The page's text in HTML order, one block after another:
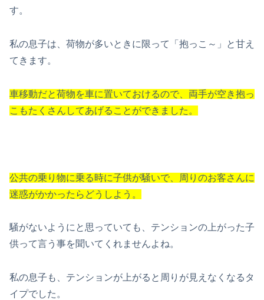
す。
私の息子は、荷物が多いときに限って「抱っこ～」と甘え
てきます。
車移動だと荷物を車に置いておけるので、両手が空き抱っ
こもたくさんしてあげることができました。
公共の乗り物に乗る時に子供が騒いで、周りのお客さんに
迷惑がかかったらどうしよう。
騒がないようにと思っていても、テンションの上がった子
供って言う事を聞いてくれませんよね。
私の息子も、テンションが上がると周りが見えなくなるタ
イプでした。